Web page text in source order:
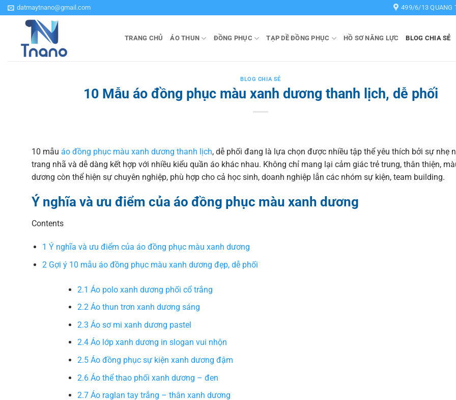
Bỏ
qua
datmaytnano@gmail.com 499/6/13 QUANG
TRANG CHỦ ÁO THUN ĐỒNG PHỤC TẠP DỀ ĐỒNG PHỤC HỒ SƠ NĂNG LỰC BLOG CHIA SẺ
BLOG CHIA SẺ
10 Mẫu áo đồng phục màu xanh dương thanh lịch, dễ phối
10 mẫu áo đồng phục màu xanh dương thanh lịch, dễ phối đang là lựa chọn được nhiều tập thể yêu thích bởi sự nhẹ
trang nhã và dễ dàng kết hợp với nhiều kiểu quần áo khác nhau. Không chỉ mang lại cảm giác trẻ trung, thân thiện,
dương còn thể hiện sự chuyên nghiệp, phù hợp cho cả học sinh, doanh nghiệp lẫn các nhóm sự kiện, team building.
Ý nghĩa và ưu điểm của áo đồng phục màu xanh dương
Contents
1 Ý nghĩa và ưu điểm của áo đồng phục màu xanh dương
2 Gợi ý 10 mẫu áo đồng phục màu xanh dương đẹp, dễ phối
2.1 Áo polo xanh dương phối cổ trắng
2.2Áo thun trơn xanh dương sáng
2.3 Áo sơ mi xanh dương pastel
2.4Áo lớp xanh dương in slogan vui nhộn
2.5Áo đồng phục sự kiện xanh dương đậm
2.6Áo thể thao phối xanh dương – đen
2.7Áo raglan tay trắng – thân xanh dương